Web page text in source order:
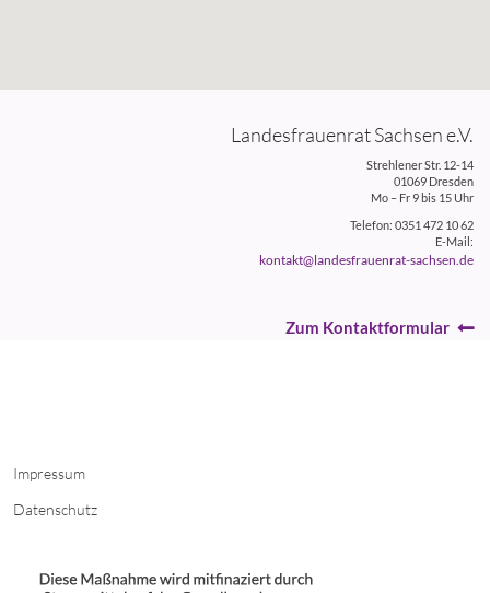
Landesfrauenrat Sachsen e.V.
Strehlener Str. 12-14
01069 Dresden
Mo – Fr 9 bis 15 Uhr
Telefon: 0351 472 10 62
E-Mail:
kontakt@landesfrauenrat-sachsen.de
Zum Kontaktformular
Impressum
Datenschutz